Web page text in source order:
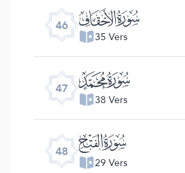
46 ﯛ
35 Vers
47 ﯜ
38 Vers
48 ﯝ
29 Vers